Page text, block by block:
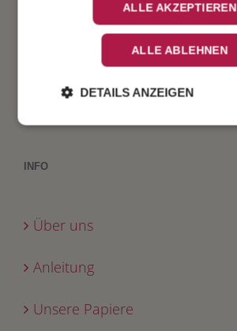
INFO
Über uns
Anleitung
Unsere Papiere
ALLE AKZEPTIEREN
ALLE ABLEHNEN
DETAILS ANZEIGEN